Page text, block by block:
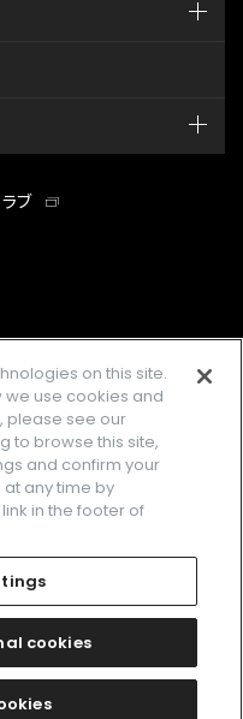
ブ
instagramtwitter
用規約
Cookies Settings
その関連会社の商標です。
CO., LTD.
on this site.
use cookies and
please see our
to browse this site,
and confirm your
any time by
in the footer of
cookies